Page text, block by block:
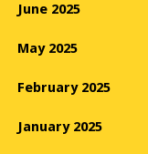
June 2025
May 2025
February 2025
January 2025